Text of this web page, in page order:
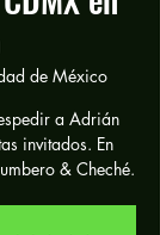
de México
a Adrián
invitados. En
& Cheché.